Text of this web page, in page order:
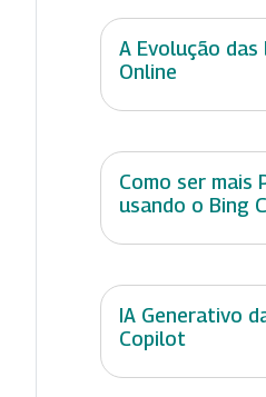
A Evolução das
Online
Como ser mais
usando o Bing
IA Generativo
Copilot